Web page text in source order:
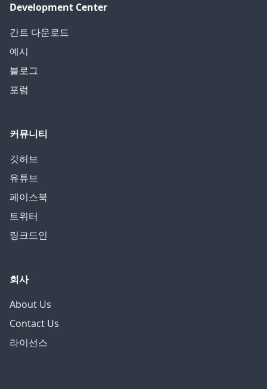
Development Center
간트 다운로드
예시
블로그
포럼
커뮤니티
깃허브
유튜브
페이스북
트위터
링크드인
회사
About Us
Contact Us
라이선스